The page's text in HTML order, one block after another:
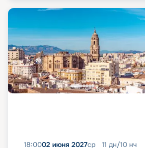
18:0002 июня 2027ср 11 дн/10 нч